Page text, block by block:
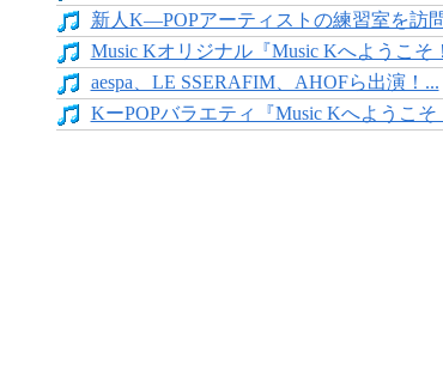
新人K―POPアーティストの練習室を訪
Music Kオリジナル『Music Kへようこそ
aespa、LE SSERAFIM、AHOFら出演！...
KーPOPバラエティ『Music Kへようこそ